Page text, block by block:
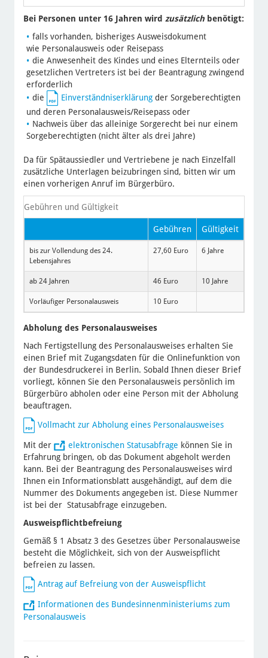
Bei Personen unter 16 Jahren wird zusätzlichbenötigt:
falls vorhanden, bisheriges Ausweisdokument
wie Personalausweis oder Reisepass
die Anwesenheit des Kindes und eines Elternteils oder
gesetzlichen Vertreters ist bei der Beantragung zwingend
erforderlich
die
Einverständniserklärungder Sorgeberechtigten
und deren Personalausweis/Reisepass oder
Nachweis über das alleinige Sorgerecht bei nur einem
Sorgeberechtigten (nicht älter als drei Jahre)
Da für Spätaussiedler und Vertriebene je nach Einzelfall
zusätzliche Unterlagen beizubringen sind, bitten wir um
einen vorherigen Anruf im Bürgerbüro.
Gebühren und Gültigkeit
Gebühren Gültigkeit
bis zur Vollendung des 24.
Lebensjahres
27,60 Euro 6 Jahre
ab 24 Jahren 46 Euro 10 Jahre
Vorläufiger Personalausweis 10 Euro
Abholung des Personalausweises
Nach Fertigstellung des Personalausweises erhalten Sie
einen Brief mit Zugangsdaten für die Onlinefunktion von
der Bundesdruckerei in Berlin. Sobald Ihnen dieser Brief
vorliegt, können Sie den Personalausweis persönlich im
Bürgerbüro abholen oder eine Person mit der Abholung
beauftragen.
Vollmacht zur Abholung eines Personalausweises
Mit der elektronischen Statusabfrage können Sie in
Erfahrung bringen, ob das Dokument abgeholt werden
kann. Bei der Beantragung des Personalausweises wird
Ihnen ein Informationsblatt ausgehändigt, auf dem die
Nummer des Dokuments angegeben ist. Diese Nummer
ist bei der Statusabfrage einzugeben.
Ausweispflichtbefreiung
Gemäß § 1 Absatz 3 des Gesetzes über Personalausweise
besteht die Möglichkeit, sich von der Ausweispflicht
befreien zu lassen.
Antrag auf Befreiung von der Ausweispflicht
Informationen des Bundesinnenministeriums zum
Personalausweis